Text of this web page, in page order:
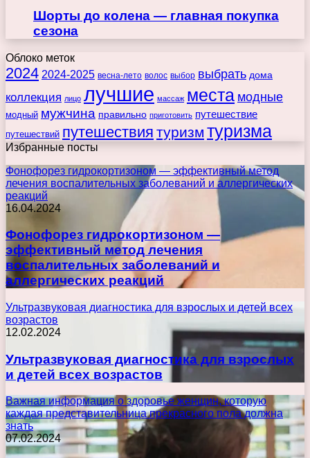
Шорты до колена — главная покупка
сезона
Облоко меток
2024 2024-2025 весна-лето волос выбор выбрать дома
коллекция лицо лучшие массаж места модные
модный мужчина правильно приготовить путешествие
путешествий путешествия туризм туризма
Избранные посты
Фонофорез гидрокортизоном — эффективный метод
лечения воспалительных заболеваний и аллергических
реакций
16.04.2024
Фонофорез гидрокортизоном —
эффективный метод лечения
воспалительных заболеваний и
аллергических реакций
Ультразвуковая диагностика для взрослых и детей всех
возрастов
12.02.2024
Ультразвуковая диагностика для взрослых
и детей всех возрастов
Важная информация о здоровье женщин, которую
каждая представительница прекрасного пола должна
знать
07.02.2024